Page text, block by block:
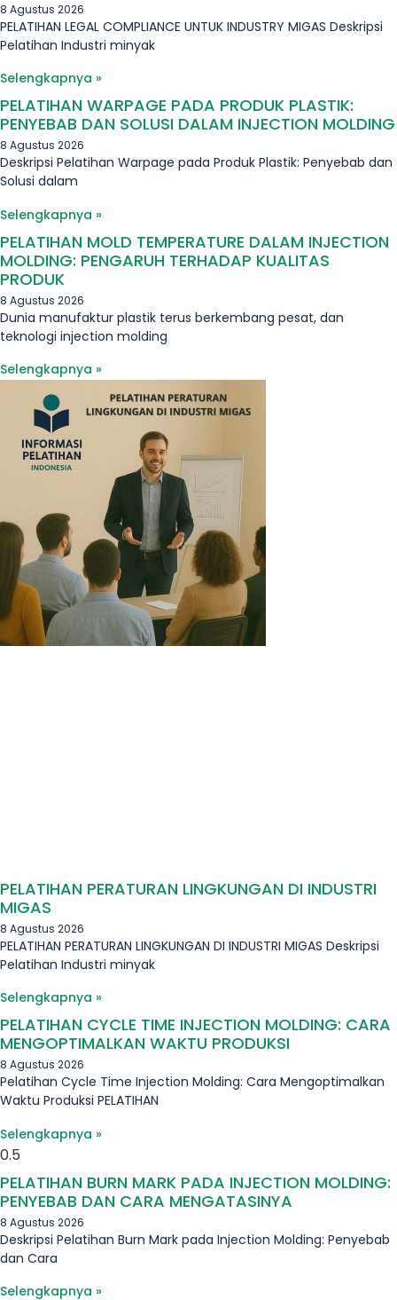
8 Agustus 2026
PELATIHAN LEGAL COMPLIANCE UNTUK INDUSTRY MIGAS Deskripsi
Pelatihan Industri minyak
Selengkapnya »
PELATIHAN WARPAGE PADA PRODUK PLASTIK:
PENYEBAB DAN SOLUSI DALAM INJECTION MOLDING
8 Agustus 2026
Deskripsi Pelatihan Warpage pada Produk Plastik: Penyebab dan
Solusi dalam
Selengkapnya »
PELATIHAN MOLD TEMPERATURE DALAM INJECTION
MOLDING: PENGARUH TERHADAP KUALITAS
PRODUK
8 Agustus 2026
Dunia manufaktur plastik terus berkembang pesat, dan
teknologi injection molding
Selengkapnya »
PELATIHAN PERATURAN LINGKUNGAN DI INDUSTRI
MIGAS
8 Agustus 2026
PELATIHAN PERATURAN LINGKUNGAN DI INDUSTRI MIGAS Deskripsi
Pelatihan Industri minyak
Selengkapnya »
PELATIHAN CYCLE TIME INJECTION MOLDING: CARA
MENGOPTIMALKAN WAKTU PRODUKSI
8 Agustus 2026
Pelatihan Cycle Time Injection Molding: Cara Mengoptimalkan
Waktu Produksi PELATIHAN
Selengkapnya »
PELATIHAN BURN MARK PADA INJECTION MOLDING:
PENYEBAB DAN CARA MENGATASINYA
8 Agustus 2026
Deskripsi Pelatihan Burn Mark pada Injection Molding: Penyebab
dan Cara
Selengkapnya »